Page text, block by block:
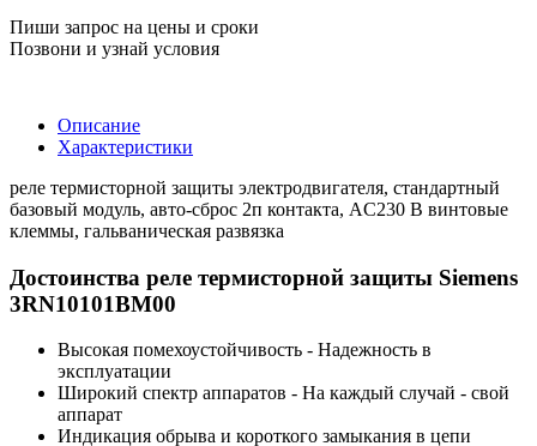
Пиши запрос на цены и сроки
Позвони и узнай условия
Описание
Характеристики
реле термисторной защиты электродвигателя, стандартный
базовый модуль, авто-сброс 2п контакта, AC230 В винтовые
клеммы, гальваническая развязка
Достоинства реле термисторной защиты Siemens
3RN10101BM00
Высокая помехоустойчивость - Надежность в
эксплуатации
Широкий спектр аппаратов - На каждый случай - свой
аппарат
Индикация обрыва и короткого замыкания в цепи